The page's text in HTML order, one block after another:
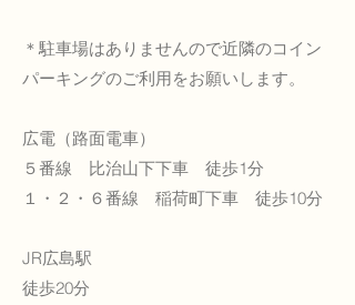
​＊駐車場はありませんので近隣のコイン
パーキングのご利用をお願いします。
広電（路面電車）
５番線 比治山下下車 徒歩1分
１・２・６番線 稲荷町下車 徒歩10分
JR広島駅
徒歩20分